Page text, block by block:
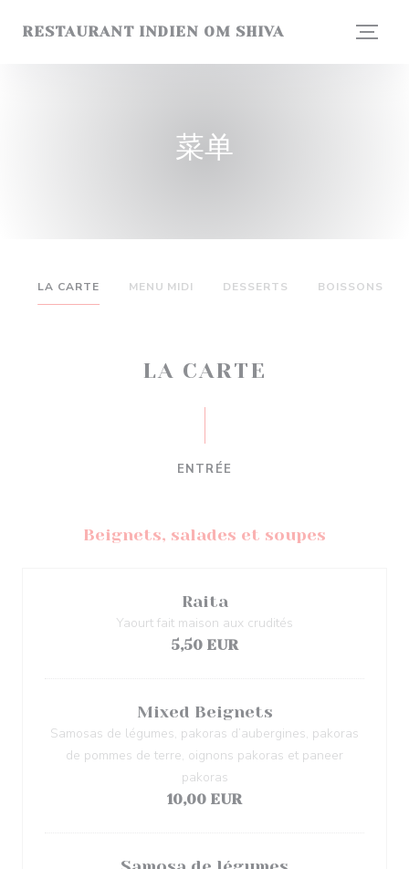
RESTAURANT INDIEN OM SHIVA
菜单
LA CARTE MENU MIDI DESSERTS BOISSONS
LA CARTE
ENTRÉE
Beignets, salades et soupes
Raita
Yaourt fait maison aux crudités
5,50 EUR
Mixed Beignets
Samosas de légumes, pakoras d’aubergines, pakoras
de pommes de terre, oignons pakoras et paneer
pakoras
10,00 EUR